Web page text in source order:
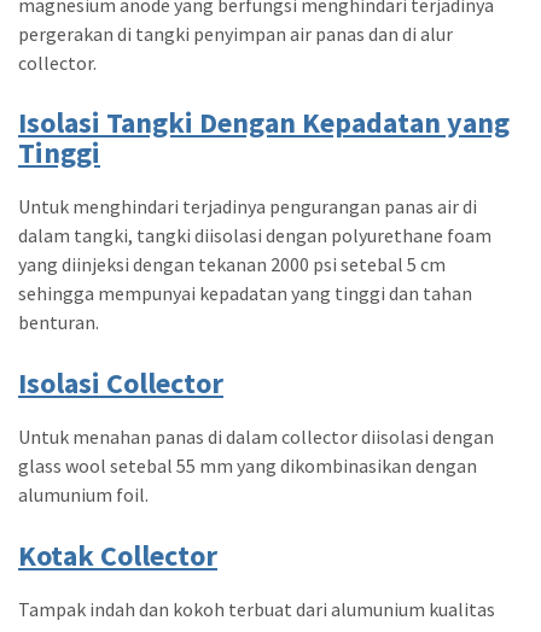
pergerakan di tangki penyimpan air panas dan di alur
collector.
Isolasi Tangki Dengan Kepadatan yang
Tinggi
Untuk menghindari terjadinya pengurangan panas air di
dalam tangki, tangki diisolasi dengan polyurethane foam
yang diinjeksi dengan tekanan 2000 psi setebal 5 cm
sehingga mempunyai kepadatan yang tinggi dan tahan
benturan.
Isolasi Collector
Untuk menahan panas di dalam collector diisolasi dengan
glass wool setebal 55 mm yang dikombinasikan dengan
alumunium foil.
Kotak Collector
Tampak indah dan kokoh terbuat dari alumunium kualitas